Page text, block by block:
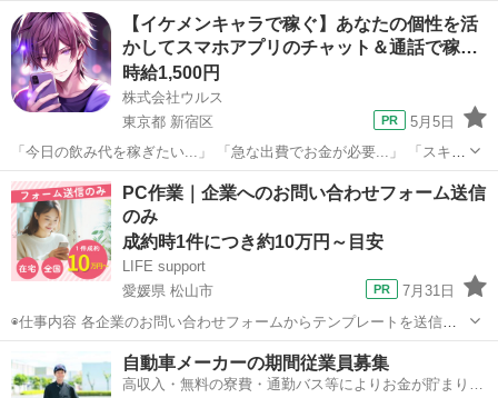
【イケメンキャラで稼ぐ】あなたの個性を活
かしてスマホアプリのチャット＆通話で稼…
時給1,500円
株式会社ウルス
東京都 新宿区
5月5日
「今日の飲み代を稼ぎたい...」 「急な出費でお金が必要...」 「スキマ
時間をお金に変えたい...」 そんな方にオススメな募集です！！ ■■■報
酬はすぐ受け取りOK！■■■ ✔ 決まった勤務時間なし！...
東京 新宿区 その他 スキマ時間
PC作業｜企業へのお問い合わせフォーム送信
のみ
成約時1件につき約10万円～目安
LIFE support
愛媛県 松山市
7月31日
◉仕事内容 各企業のお問い合わせフォームからテンプレートを送信し
ていただきます。 ◉応募条件 ・1週間で8時間以上稼働できる方 ・PC
をお持ちでネット環境のある方 ・PC操作がスムーズに行える方 ・責
任を...
その他
自動車メーカーの期間従業員募集
高収入・無料の寮費・通勤バス等によりお金が貯まりや